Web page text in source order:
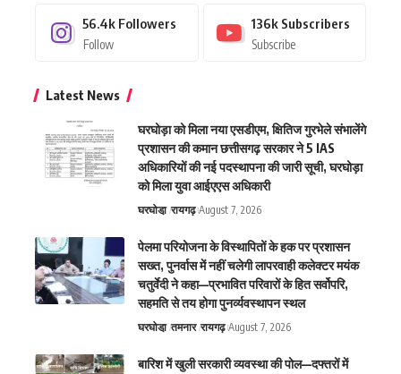
56.4k Followers
Follow
136k Subscribers
Subscribe
Latest News
घरघोड़ा को मिला नया एसडीएम, क्षितिज गुरभेले संभालेंगे
प्रशासन की कमान छत्तीसगढ़ सरकार ने 5 IAS
अधिकारियों की नई पदस्थापना की जारी सूची, घरघोड़ा
को मिला युवा आईएएस अधिकारी
घरघोडा़ रायगढ़ August 7, 2026
पेलमा परियोजना के विस्थापितों के हक पर प्रशासन
सख्त, पुनर्वास में नहीं चलेगी लापरवाही कलेक्टर मयंक
चतुर्वेदी ने कहा—प्रभावित परिवारों के हित सर्वोपरि,
सहमति से तय होगा पुनर्व्यवस्थापन स्थल
घरघोडा़ तमनार रायगढ़ August 7, 2026
बारिश में खुली सरकारी व्यवस्था की पोल—दफ्तरों में